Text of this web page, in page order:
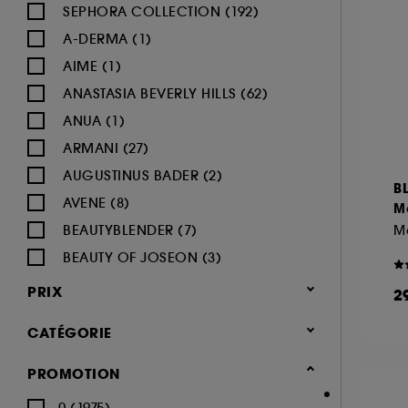
SEPHORA COLLECTION (192)
A-DERMA (1)
AIME (1)
ANASTASIA BEVERLY HILLS (62)
ANUA (1)
ARMANI (27)
AUGUSTINUS BADER (2)
AVENE (8)
BEAUTYBLENDER (7)
BEAUTY OF JOSEON (3)
BLACK UP (33)
BOBBI BROWN (60)
PRIX
CATÉGORIE
Maquillage
PROMOTION